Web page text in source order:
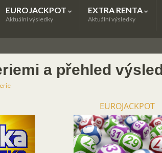
EUROJACKPOT
Aktuální výsledky
EXTRA RENTA
Aktuální výsledky
a přehled
EUROJACKPOT